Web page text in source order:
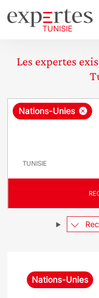
Les expertes
R
ê
e
×
Nations-Unies
Nations-Unies